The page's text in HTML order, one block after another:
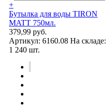
+
Бутылка для воды TIRON
MATT 750мл.
379,99 руб.
Артикул: 6160.08 На складе:
1 240 шт.